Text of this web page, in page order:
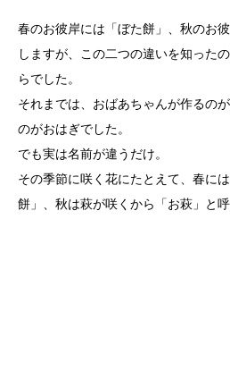
春のお彼岸には「ぼた餅」、秋のお
しますが、この二つの違いを知った
らでした。
それまでは、おばあちゃんが作るの
のがおはぎでした。
でも実は名前が違うだけ。
その季節に咲く花にたとえて、春に
餅」、秋は萩が咲くから「お萩」と